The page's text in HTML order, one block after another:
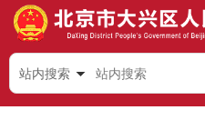
站内搜索